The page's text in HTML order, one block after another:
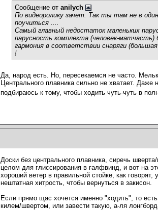
Сообщение от anilych
По видеоролику зачет. Так ты там не в
поучиться ....
Самый главный недостаток маленьких
парусность комплекта (человек-
гармония в соответствии снаряги
!
Да, народ есть. Но, пересекаемся не часто.
Центрального плавника сильно не хватает.
подбираюсь к тому, чтобы ходить чуть-чуть в
Доски без центрального плавника, сиречь
целом для глиссирования в галфвинд, и вот на
хороший ветер в правильной стойке, как
нештатная хитрость, чтобы вернуться в закисон.
Если прямо щас хочется именно "ходить", то
килем/швертом, или завести такую, а-ля